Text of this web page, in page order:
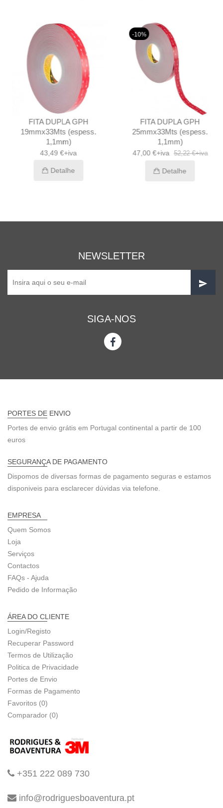
FITA DUPLA GPH
19mmx33Mts (espess.
1,1mm)
43,49 €+iva
Detalhe
-10%
FITA DUPLA GPH
25mmx33Mts (espess.
1,1mm)
47,00 €+iva 52,22 €+iva
Detalhe
NEWSLETTER
SIGA-NOS
PORTES DE ENVIO
Portes de envio grátis em Portugal continental a partir de 100
euros
SEGURANÇA DE PAGAMENTO
Dispomos de diversas formas de pagamento seguras e estamos
disponiveis para esclarecer dúvidas via telefone.
EMPRESA
Quem Somos
Loja
Serviços
Contactos
FAQs - Ajuda
Pedido de Informação
ÁREA DO CLIENTE
Login/Registo
Recuperar Password
Termos de Utilização
Politica de Privacidade
Portes de Envio
Formas de Pagamento
Favoritos (0)
Comparador (0)
+351 222 089 730
info@rodriguesboaventura.pt